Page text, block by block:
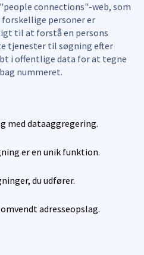
connections"-web, som
personer er
til at forstå en persons
tjenester til søgning efter
i offentlige data for at tegne
nummeret.
med dataaggregering.
er en unik funktion.
du udfører.
adresseopslag.